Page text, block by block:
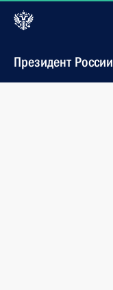
Президент России